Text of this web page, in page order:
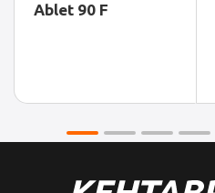
Ablet 90 F